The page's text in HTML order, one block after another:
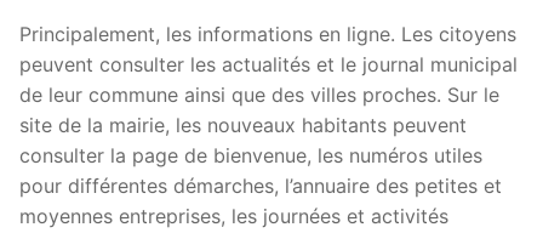
Principalement, les informations en ligne. Les citoyens
peuvent consulter les actualités et le journal municipal
de leur commune ainsi que des villes proches. Sur le
site de la mairie, les nouveaux habitants peuvent
consulter la page de bienvenue, les numéros utiles
pour différentes démarches, l’annuaire des petites et
moyennes entreprises, les journées et activités